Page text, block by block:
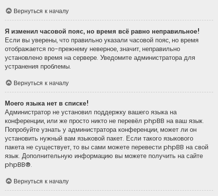
Вернуться к началу
Я изменил часовой пояс, но время всё равно неправильное!
Если вы уверены, что правильно указали часовой пояс, но время
отображается по-прежнему неверное, значит, неправильно
установлено время на сервере. Уведомите администратора для
устранения проблемы.
Вернуться к началу
Моего языка нет в списке!
Администратор не установил поддержку вашего языка на
конференции, или же просто никто не перевёл phpBB на ваш язык.
Попробуйте узнать у администратора конференции, может ли он
установить нужный вам языковой пакет. Если такого языкового
пакета не существует, то вы сами можете перевести phpBB на свой
язык. Дополнительную информацию вы можете получить на сайте
phpBB®.
Вернуться к началу